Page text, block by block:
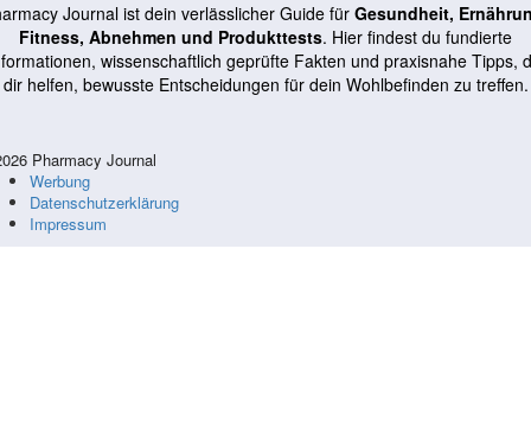
Journal ist dein verlässlicher Guide für Gesundheit,
Fitness, Abnehmen und Produkttests. Hier findest du fundierte
wissenschaftlich geprüfte Fakten und praxisnahe Tipps,
dir helfen, bewusste Entscheidungen für dein Wohlbefinden zu treffen.
Pharmacy Journal
Werbung
Datenschutzerklärung
Impressum